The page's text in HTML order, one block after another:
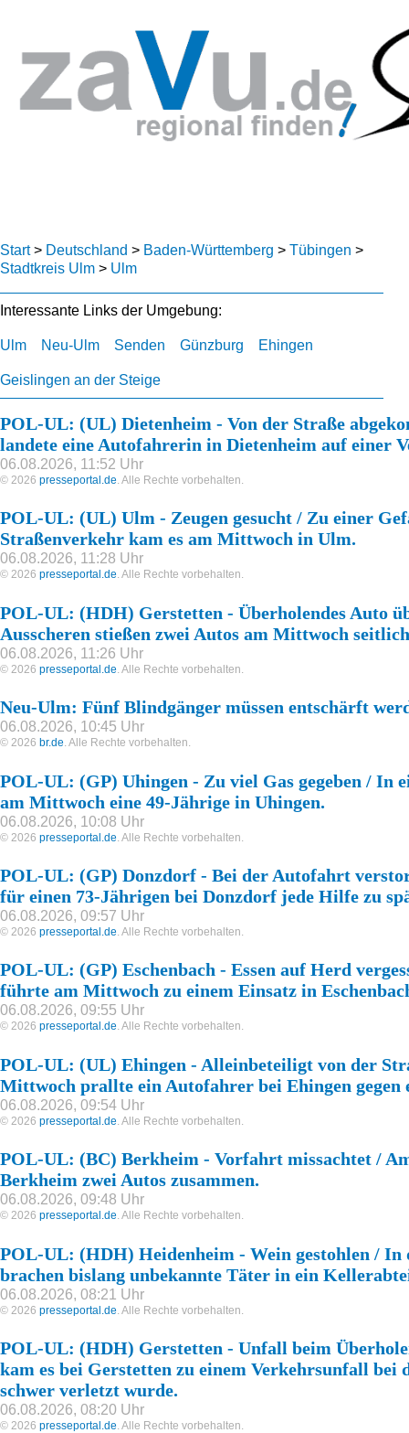
Start> Deutschland > Baden-Württemberg > Tübingen >
Stadtkreis Ulm > Ulm
Interessante Links der Umgebung:
Ulm Neu-Ulm Senden Günzburg Ehingen
Geislingen an der Steige
POL-UL: (UL) Dietenheim - Von der Straße
landete eine Autofahrerin in Dietenheim auf einer
06.08.2026, 11:52 Uhr
© 2026 presseportal.de. Alle Rechte vorbehalten.
POL-UL: (UL) Ulm - Zeugen gesucht / Zu einer
Straßenverkehr kam es am Mittwoch in Ulm.
06.08.2026, 11:28 Uhr
© 2026 presseportal.de. Alle Rechte vorbehalten.
POL-UL: (HDH) Gerstetten - Überholendes Auto
Ausscheren stießen zwei Autos am Mittwoch
06.08.2026, 11:26 Uhr
© 2026 presseportal.de . Alle Rechte vorbehalten.
Neu-Ulm: Fünf Blindgänger müssen entschärft
06.08.2026, 10:45 Uhr
© 2026 br.de. Alle Rechte vorbehalten.
POL-UL: (GP) Uhingen - Zu viel Gas gegeben / In
am Mittwoch eine 49-Jährige in Uhingen.
06.08.2026, 10:08 Uhr
© 2026 presseportal.de . Alle Rechte vorbehalten.
POL-UL: (GP) Donzdorf - Bei der Autofahrt
für einen 73-Jährigen bei Donzdorf jede Hilfe zu
06.08.2026, 09:57 Uhr
© 2026 presseportal.de. Alle Rechte vorbehalten.
POL-UL: (GP) Eschenbach - Essen auf Herd
führte am Mittwoch zu einem Einsatz in
06.08.2026, 09:55 Uhr
© 2026 presseportal.de. Alle Rechte vorbehalten.
POL-UL: (UL) Ehingen - Alleinbeteiligt von der
Mittwoch prallte ein Autofahrer bei Ehingen gegen
06.08.2026, 09:54 Uhr
© 2026 presseportal.de . Alle Rechte vorbehalten.
POL-UL: (BC) Berkheim - Vorfahrt missachtet /
Berkheim zwei Autos zusammen.
06.08.2026, 09:48 Uhr
© 2026 presseportal.de. Alle Rechte vorbehalten.
POL-UL: (HDH) Heidenheim - Wein gestohlen / In
brachen bislang unbekannte Täter in ein
06.08.2026, 08:21 Uhr
© 2026 presseportal.de . Alle Rechte vorbehalten.
POL-UL: (HDH) Gerstetten - Unfall beim
kam es bei Gerstetten zu einem Verkehrsunfall
schwer verletzt wurde.
06.08.2026, 08:20 Uhr
© 2026 presseportal.de. Alle Rechte vorbehalten.